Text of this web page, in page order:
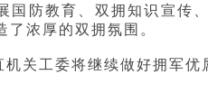
国防教育、双拥知识宣传
了浓厚的双拥氛围。
机关工委将继续做好拥军